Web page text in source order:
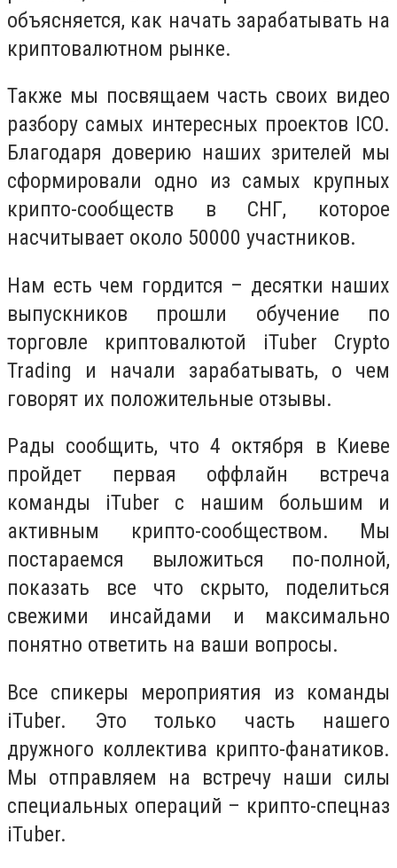
объясняется, как начать зарабатывать на
криптовалютном рынке.
Также мы посвящаем часть своих видео
разбору самых интересных проектов ICO.
Благодаря доверию наших зрителей мы
сформировали одно из самых крупных
крипто-сообществ в СНГ, которое
насчитывает около 50000 участников.
Нам есть чем гордится – десятки наших
выпускников прошли обучение по
торговле криптовалютой iTuber Crypto
Trading и начали зарабатывать, о чем
говорят их положительные отзывы.
Рады сообщить, что 4 октября в Киеве
пройдет первая оффлайн встреча
команды iTuber с нашим большим и
активным крипто-сообществом. Мы
постараемся выложиться по-полной,
показать все что скрыто, поделиться
свежими инсайдами и максимально
понятно ответить на ваши вопросы.
Все спикеры мероприятия из команды
iTuber. Это только часть нашего
дружного коллектива крипто-фанатиков.
Мы отправляем на встречу наши силы
специальных операций – крипто-спецназ
iTuber.